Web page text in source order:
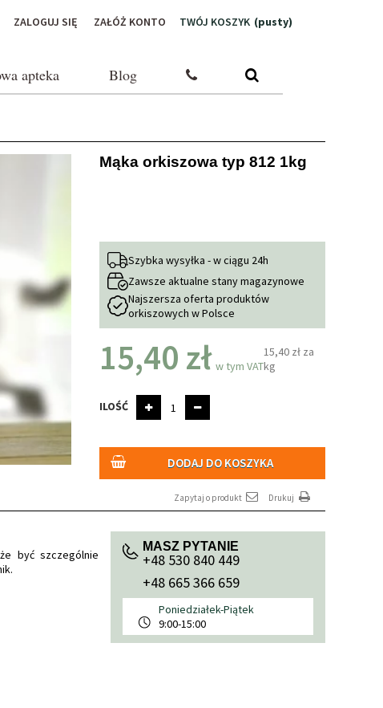
TWÓJ KOSZYK (pusty)
ZALOGUJ SIĘ ZAŁÓŻ KONTO
apteka Blog
Mąka orkiszowa typ 812 1kg
Szybka wysyłka - w ciągu 24h
Zawsze aktualne stany magazynowe
Najszersza oferta produktów
orkiszowych w Polsce
15,40 zł w tym VAT
15,40 zł za
kg
ILOŚĆ
DODAJ DO KOSZYKA
Zapytaj o produkt Drukuj
MASZ PYTANIE
+48 530 840 449
+48 665 366 659
Poniedziałek-Piątek
9:00-15:00
być szczególnie